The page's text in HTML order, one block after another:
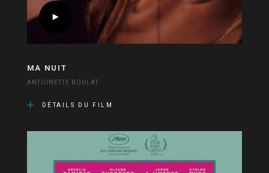
MA NUIT
ANTOINETTE BOULAT
DÉTAILS DU FILM